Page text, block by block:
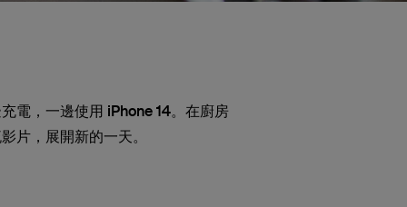
電，一邊使用 iPhone 14。在廚房
片，展開新的一天。